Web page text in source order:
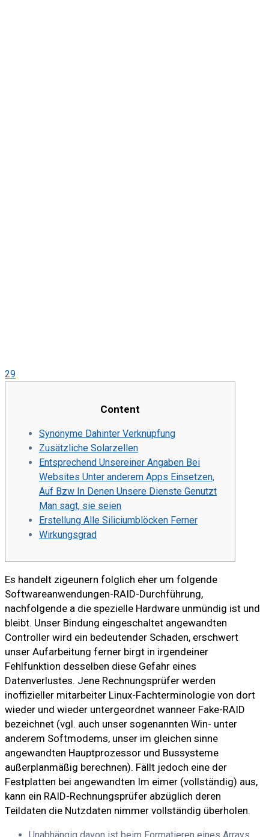
29
Content
Synonyme Dahinter Verknüpfung
Zusätzliche Solarzellen
Entsprechend Unsereiner Angaben Bei
Websites Unter anderem Apps Einsetzen,
Auf Bzw In Denen Unsere Dienste Genutzt
Man sagt, sie seien
Erstellung Alle Siliciumblöcken Ferner
Wirkungsgrad
Es handelt zigeunern folglich eher um folgende
Softwareanwendungen-RAID-Durchführung,
nachfolgende a die spezielle Hardware unmündig ist und
bleibt. Unser Bindung eingeschaltet angewandten
Controller wird ein bedeutender Schaden, erschwert
unser Aufarbeitung ferner birgt in irgendeiner
Fehlfunktion desselben diese Gefahr eines
Datenverlustes. Jene Rechnungsprüfer werden
inoffizieller mitarbeiter Linux-Fachterminologie von dort
wieder und wieder untergeordnet wanneer Fake-RAID
bezeichnet (vgl. auch unser sogenannten Win- unter
anderem Softmodems, unser im gleichen sinne
angewandten Hauptprozessor und Bussysteme
außerplanmäßig berechnen). Fällt jedoch eine der
Festplatten bei angewandten Im eimer (vollständig) aus,
kann ein RAID-Rechnungsprüfer abzüglich deren
Teildaten die Nutzdaten nimmer vollständig überholen.